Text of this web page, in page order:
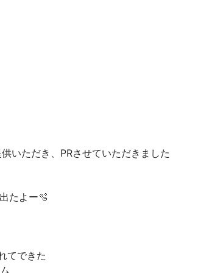
いただき、PRさせていただきました
たよー🫧
てできた